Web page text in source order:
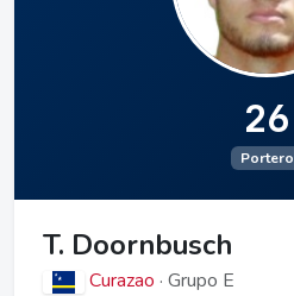
26
Portero
T. Doornbusch
Curazao · Grupo E